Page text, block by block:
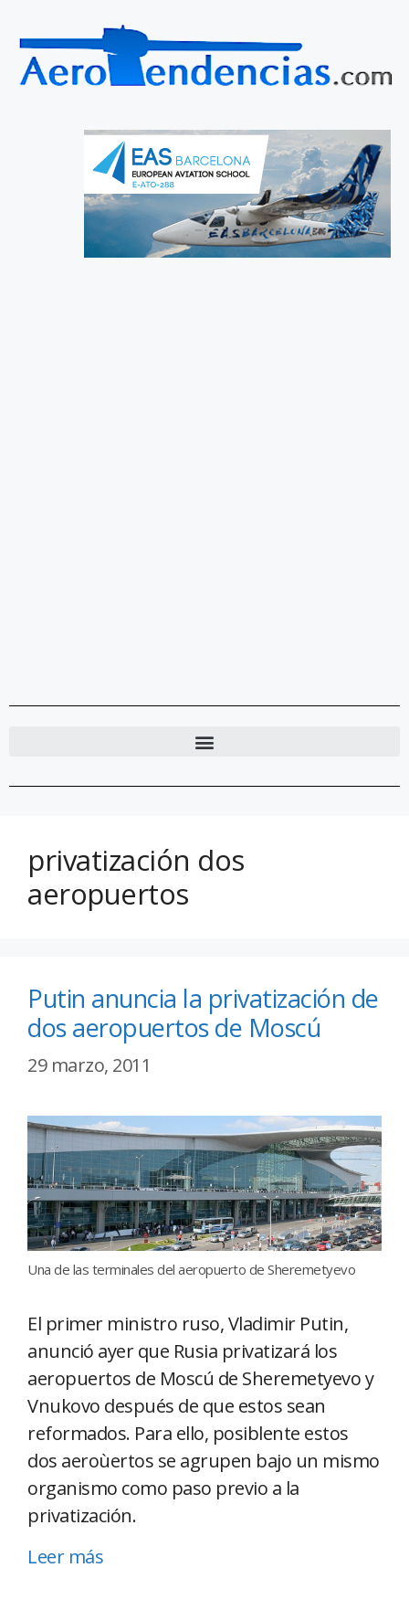
privatización dos
aeropuertos
Putin anuncia la privatización de
dos aeropuertos de Moscú
29 marzo, 2011
Una de las terminales del aeropuerto de Sheremetyevo
El primer ministro ruso, Vladimir Putin,
anunció ayer que Rusia privatizará los
aeropuertos de Moscú de Sheremetyevo y
Vnukovo después de que estos sean
reformados. Para ello, posiblente estos
dos aeroùertos se agrupen bajo un mismo
organismo como paso previo a la
privatización.
Leer más